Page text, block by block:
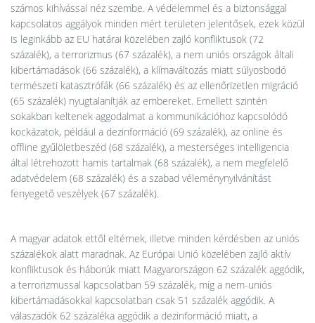
számos kihívással néz szembe. A védelemmel és a biztonsággal
kapcsolatos aggályok minden mért területen jelentősek, ezek közül
is leginkább az EU határai közelében zajló konfliktusok (72
százalék), a terrorizmus (67 százalék), a nem uniós országok általi
kibertámadások (66 százalék), a klímaváltozás miatt súlyosbodó
természeti katasztrófák (66 százalék) és az ellenőrizetlen migráció
(65 százalék) nyugtalanítják az embereket. Emellett szintén
sokakban keltenek aggodalmat a kommunikációhoz kapcsolódó
kockázatok, például a dezinformáció (69 százalék), az online és
offline gyűlöletbeszéd (68 százalék), a mesterséges intelligencia
által létrehozott hamis tartalmak (68 százalék), a nem megfelelő
adatvédelem (68 százalék) és a szabad véleménynyilvánítást
fenyegető veszélyek (67 százalék).
A magyar adatok ettől eltérnek, illetve minden kérdésben az uniós
százalékok alatt maradnak. Az Európai Unió közelében zajló aktív
konfliktusok és háborúk miatt Magyarországon 62 százalék aggódik,
a terrorizmussal kapcsolatban 59 százalék, míg a nem-uniós
kibertámadásokkal kapcsolatban csak 51 százalék aggódik. A
válaszadók 62 százaléka aggódik a dezinformáció miatt, a